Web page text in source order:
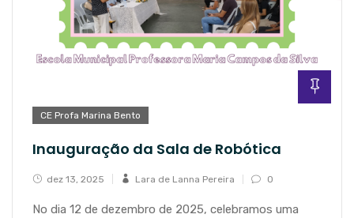
CE Profa Marina Bento
Inauguração da Sala de Robótica
dez 13, 2025 Lara de Lanna Pereira 0
No dia 12 de dezembro de 2025, celebramos uma